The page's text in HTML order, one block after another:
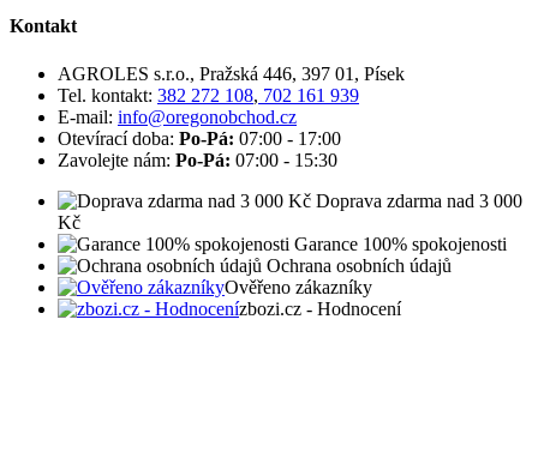
Kontakt
AGROLES s.r.o., Pražská 446, 397 01, Písek
Tel. kontakt: 382 272 108, 702 161 939
E-mail: info@oregonobchod.cz
Otevírací doba: Po-Pá: 07:00 - 17:00
Zavolejte nám: Po-Pá: 07:00 - 15:30
Doprava zdarma nad 3 000
Kč
Garance 100% spokojenosti
Ochrana osobních údajů
Ověřeno zákazníky
zbozi.cz - Hodnocení